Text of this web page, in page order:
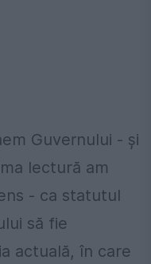
Guvernului - şi
lectură am
- ca statutul
să fie
actuală, în care